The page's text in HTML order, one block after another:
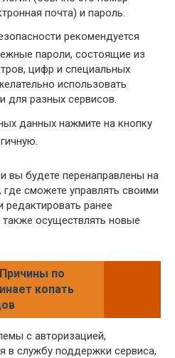
почта) и пароль.
рекомендуется
пароли, состоящие из
цифр и специальных
использовать
для разных сервисов.
данных нажмите на кнопку
вы будете перенаправлены на
где сможете управлять своими
ранее
осуществлять новые
Причины по
копать
с авторизацией,
в службу поддержки сервиса,